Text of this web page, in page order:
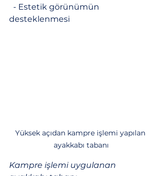
desteklenmesi
Yüksek açıdan kampre işlemi yapılan
ayakkabı tabanı
Kampre işlemi uygulanan